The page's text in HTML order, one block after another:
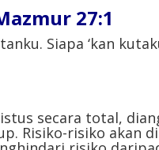
27:1
Siapa ‘kan
secara total,
Risiko-risiko akan